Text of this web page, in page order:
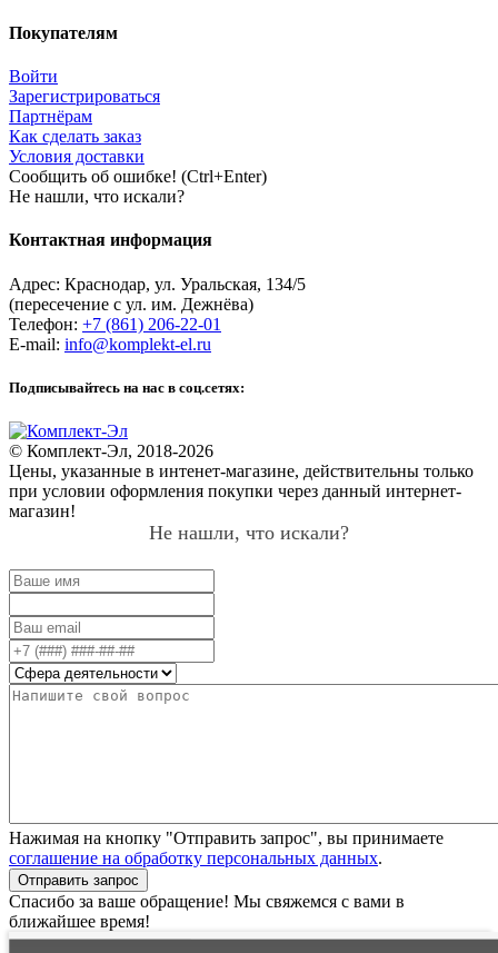
Покупателям
Войти
Зарегистрироваться
Партнёрам
Как сделать заказ
Условия доставки
Сообщить об ошибке! (Ctrl+Enter)
Не нашли, что искали?
Контактная информация
Адрес: Краснодар, ул. Уральская, 134/5
(пересечение с ул. им. Дежнёва)
Телефон: +7 (861) 206-22-01
E-mail: info@komplekt-el.ru
Подписывайтесь на нас в соц.сетях:
© Комплект-Эл, 2018-2026
Цены, указанные в интенет-магазине, действительны только
при условии оформления покупки через данный интернет-
магазин!
Не нашли, что искали?
Нажимая на кнопку "Отправить запрос", вы принимаете
соглашение на обработку персональных данных.
Отправить запрос
Спасибо за ваше обращение! Мы свяжемся с вами в
ближайшее время!